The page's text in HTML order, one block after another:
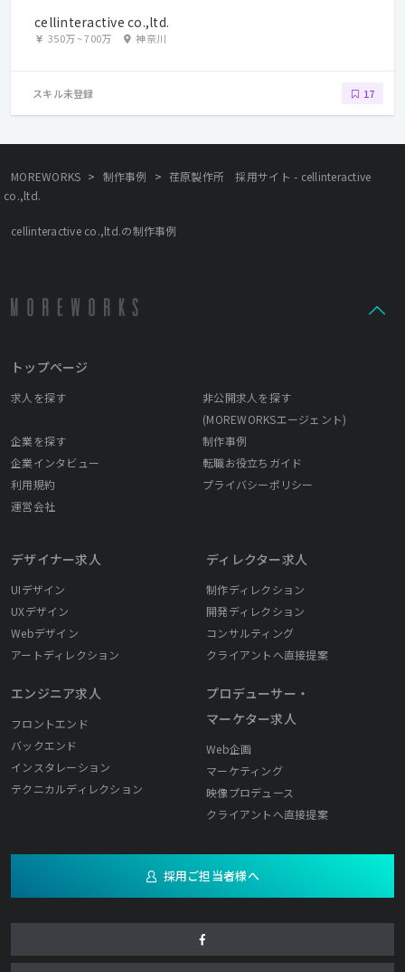
cellinteractive co.,ltd.
350万~700万 神奈川
スキル未登録 17
MOREWORKS > 制作事例 > 荏原製作所 採用サイト - cellinteractive
co.,ltd.
cellinteractive co.,ltd.の制作事例
トップページ
求人を探す
非公開求人を探す
(MOREWORKSエージェント)
企業を探す
制作事例
企業インタビュー
転職お役立ちガイド
利用規約
プライバシーポリシー
運営会社
デザイナー求人
UIデザイン
UXデザイン
Webデザイン
アートディレクション
エンジニア求人
フロントエンド
バックエンド
インスタレーション
テクニカルディレクション
ディレクター求人
制作ディレクション
開発ディレクション
コンサルティング
クライアントへ直接提案
プロデューサー・
マーケター求人
Web企画
マーケティング
映像プロデュース
クライアントへ直接提案
採用ご担当者様へ